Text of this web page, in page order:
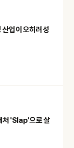
업이 오히려 성
처 'Slap'으로 살